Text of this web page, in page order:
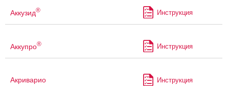
Аккузид® Инструкция
Аккупро® Инструкция
Акриварио Инструкция